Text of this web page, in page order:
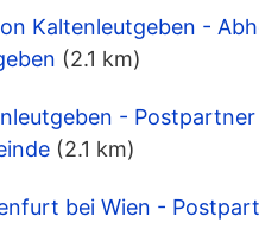
Kaltenleutgeben -
(2.1 km)
- Postpartner
(2.1 km)
bei Wien -